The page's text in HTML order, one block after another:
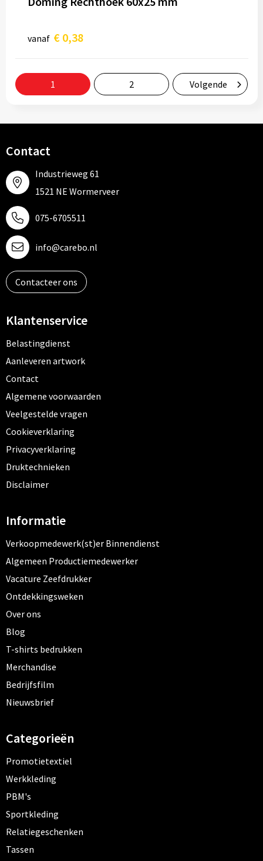
vanaf € 0,38
1 2 Volgende
Contact
Industrieweg 61
1521 NE Wormerveer
075-6705511
info@carebo.nl
Contacteer ons
Klantenservice
Belastingdienst
Aanleveren artwork
Contact
Algemene voorwaarden
Veelgestelde vragen
Cookieverklaring
Privacyverklaring
Druktechnieken
Disclaimer
Informatie
Verkoopmedewerk(st)er Binnendienst
Algemeen Productiemedewerker
Vacature Zeefdrukker
Ontdekkingsweken
Over ons
Blog
T-shirts bedrukken
Merchandise
Bedrijfsfilm
Nieuwsbrief
Categorieën
Promotietextiel
Werkkleding
PBM's
Sportkleding
Relatiegeschenken
Tassen